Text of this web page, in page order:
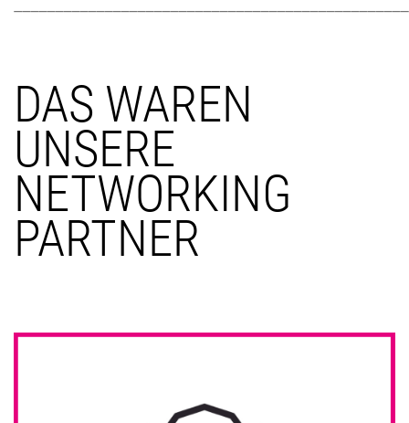
DAS WAREN
UNSERE
NETWORKING
PARTNER